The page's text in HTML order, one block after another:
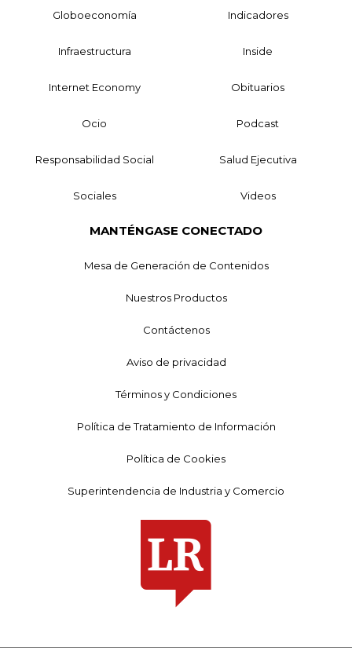
Globoeconomía Indicadores
Infraestructura Inside
Internet Economy Obituarios
Ocio Podcast
Responsabilidad Social Salud Ejecutiva
Sociales Videos
MANTÉNGASE CONECTADO
Mesa de Generación de Contenidos
Nuestros Productos
Contáctenos
Aviso de privacidad
Términos y Condiciones
Política de Tratamiento de Información
Política de Cookies
Superintendencia de Industria y Comercio